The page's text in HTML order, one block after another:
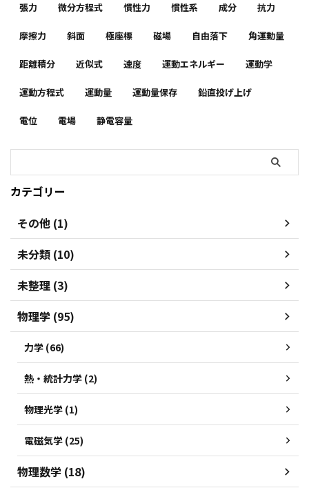
張力 微分方程式 慣性力 慣性系 成分 抗力
摩擦力 斜面 極座標 磁場 自由落下 角運動量
距離積分 近似式 速度 運動エネルギー 運動学
運動方程式 運動量 運動量保存 鉛直投げ上げ
電位 電場 静電容量
カテゴリー
その他 (1)
未分類 (10)
未整理 (3)
物理学 (95)
力学 (66)
熱・統計力学 (2)
物理光学 (1)
電磁気学 (25)
物理数学 (18)